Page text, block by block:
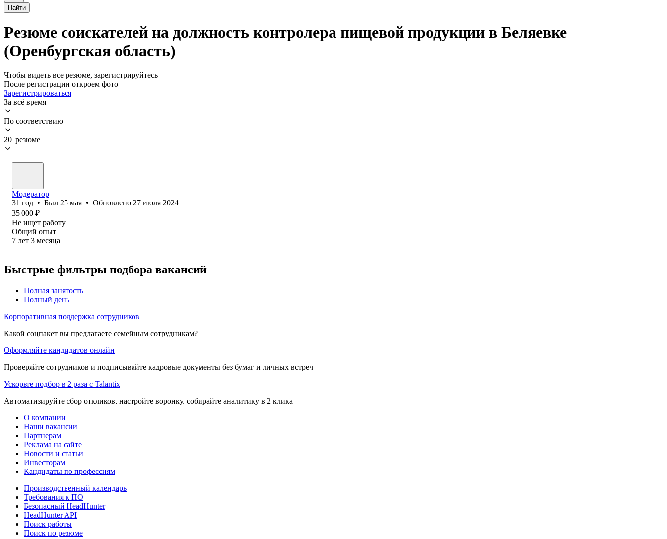
Найти
Резюме соискателей на должность контролера пищевой продукции в Беляевке
(Оренбургская область)
Чтобы видеть все резюме, зарегистрируйтесь
После регистрации откроем фото
Зарегистрироваться
За всё время
По соответствию
20 резюме
Модератор
31 год • Был 25 мая • Обновлено 27 июля 2024
35 000 ₽
Не ищет работу
Общий опыт
7 лет 3 месяца
Быстрые фильтры подбора вакансий
Полная занятость
Полный день
Корпоративная поддержка сотрудников
Какой соцпакет вы предлагаете семейным сотрудникам?
Оформляйте кандидатов онлайн
Проверяйте сотрудников и подписывайте кадровые документы без бумаг и личных встреч
Ускорьте подбор в 2 раза с Talantix
Автоматизируйте сбор откликов, настройте воронку, собирайте аналитику в 2 клика
О компании
Наши вакансии
Партнерам
Реклама на сайте
Новости и статьи
Инвесторам
Кандидаты по профессиям
Производственный календарь
Требования к ПО
Безопасный HeadHunter
HeadHunter API
Поиск работы
Поиск по резюме